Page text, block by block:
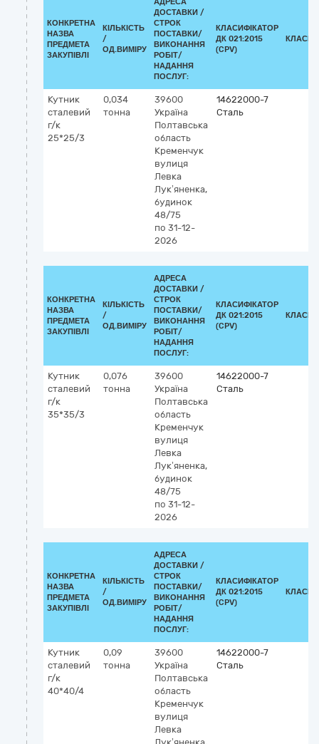
КОНКРЕТНА
НАЗВА
ПРЕДМЕТА
ЗАКУПІВЛІ
КІЛЬКІСТЬ
/
ОД.ВИМІРУ
ДОСТАВКИ /
СТРОК
ПОСТАВКИ/
ВИКОНАННЯ
РОБІТ/
НАДАННЯ
ПОСЛУГ:
КЛАСИФІКАТОР
ДК 021:2015
(CPV)
Кутник
сталевий
г/к
25*25/3
0,034
тонна
39600
Україна
Полтавська
область
Кременчук
вулиця
Левка
Лук’яненка,
будинок
48/75
по 31-12-
2026
14622000-7
Сталь
КОНКРЕТНА
НАЗВА
ПРЕДМЕТА
ЗАКУПІВЛІ
КІЛЬКІСТЬ
/
ОД.ВИМІРУ
АДРЕСА
ДОСТАВКИ /
СТРОК
ПОСТАВКИ/
ВИКОНАННЯ
РОБІТ/
НАДАННЯ
ПОСЛУГ:
КЛАСИФІКАТОР
ДК 021:2015
(CPV)
Кутник
сталевий
г/к
35*35/3
0,076
тонна
39600
Україна
Полтавська
область
Кременчук
вулиця
Левка
Лук’яненка,
будинок
48/75
по 31-12-
2026
14622000-7
Сталь
КОНКРЕТНА
НАЗВА
ПРЕДМЕТА
ЗАКУПІВЛІ
КІЛЬКІСТЬ
/
ОД.ВИМІРУ
АДРЕСА
ДОСТАВКИ /
СТРОК
ПОСТАВКИ/
ВИКОНАННЯ
РОБІТ/
НАДАННЯ
ПОСЛУГ:
КЛАСИФІКАТОР
ДК 021:2015
(CPV)
Кутник
сталевий
г/к
40*40/4
0,09
тонна
39600
Україна
Полтавська
область
Кременчук
вулиця
Левка
14622000-7
Сталь